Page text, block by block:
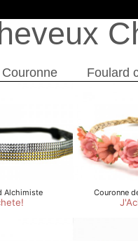
Couronne Foulard